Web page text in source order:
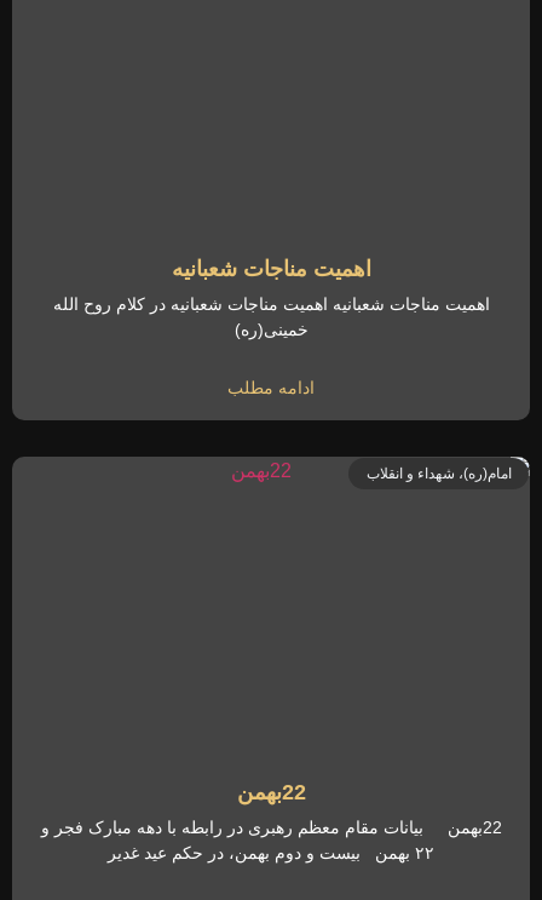
اهمیت مناجات شعبانیه
اهمیت مناجات شعبانیه اهمیت مناجات شعبانیه در کلام روح الله
خمینی(ره)
ادامه مطلب
امام(ره)، شهداء و انقلاب
22بهمن
22بهمن بیانات مقام معظم رهبری در رابطه با دهه مبارک فجر و
۲۲ بهمن بیست و دوم بهمن، در حکم عید غدیر